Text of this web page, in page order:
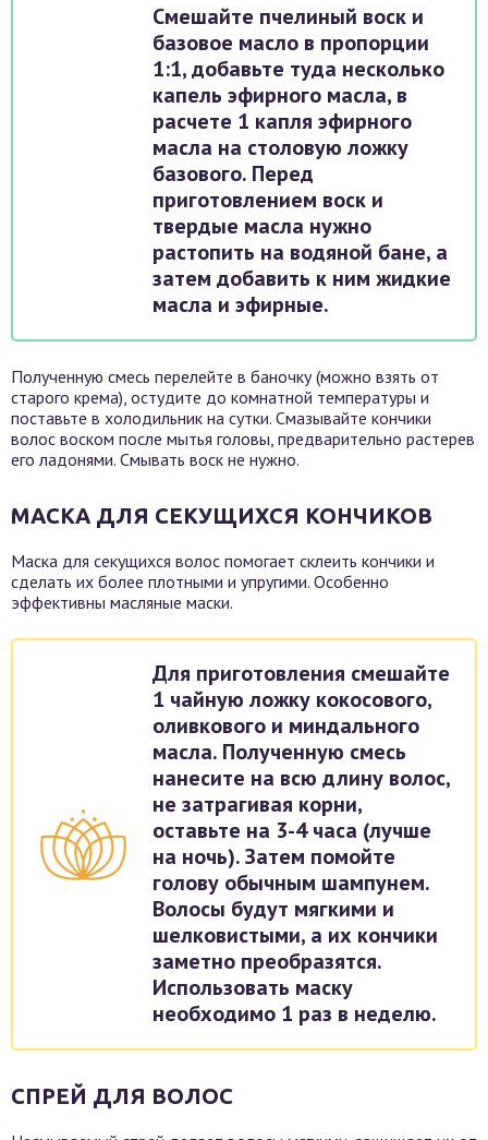
Смешайте пчелиный воск и
базовое масло в пропорции
1:1, добавьте туда несколько
капель эфирного масла, в
расчете 1 капля эфирного
масла на столовую ложку
базового. Перед
приготовлением воск и
твердые масла нужно
растопить на водяной бане, а
затем добавить к ним жидкие
масла и эфирные.
Полученную смесь перелейте в баночку (можно взять от
старого крема), остудите до комнатной температуры и
поставьте в холодильник на сутки. Смазывайте кончики
волос воском после мытья головы, предварительно растерев
его ладонями. Смывать воск не нужно.
МАСКА ДЛЯ СЕКУЩИХСЯ КОНЧИКОВ
Маска для секущихся волос помогает склеить кончики и
сделать их более плотными и упругими. Особенно
эффективны масляные маски.
Для приготовления смешайте
1 чайную ложку кокосового,
оливкового и миндального
масла. Полученную смесь
нанесите на всю длину волос,
не затрагивая корни,
оставьте на 3-4 часа (лучше
на ночь). Затем помойте
голову обычным шампунем.
Волосы будут мягкими и
шелковистыми, а их кончики
заметно преобразятся.
Использовать маску
необходимо 1 раз в неделю.
СПРЕЙ ДЛЯ ВОЛОС